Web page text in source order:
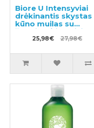
Biore U Intensyviai
drėkinantis skystas
kūno muilas su
švelniu gėlių-vaisių
aromatou 480ml +
25,98€ 27,98€